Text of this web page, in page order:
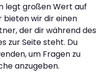
legt großen Wert auf
bieten wir dir einen
der dir während des
zur Seite steht. Du
um Fragen zu
anzugeben.